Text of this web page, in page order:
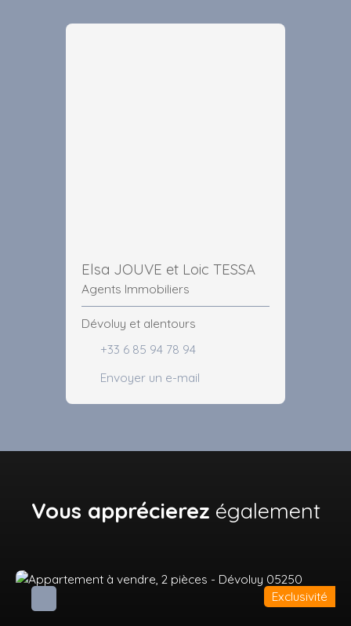
Elsa JOUVE et Loic TESSA
Agents Immobiliers
Dévoluy et alentours
+33 6 85 94 78 94
Envoyer un e-mail
Vous apprécierez également
Exclusivité